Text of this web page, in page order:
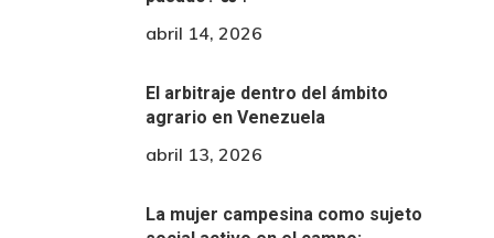
abril 14, 2026
El arbitraje dentro del ámbito
agrario en Venezuela
abril 13, 2026
La mujer campesina como sujeto